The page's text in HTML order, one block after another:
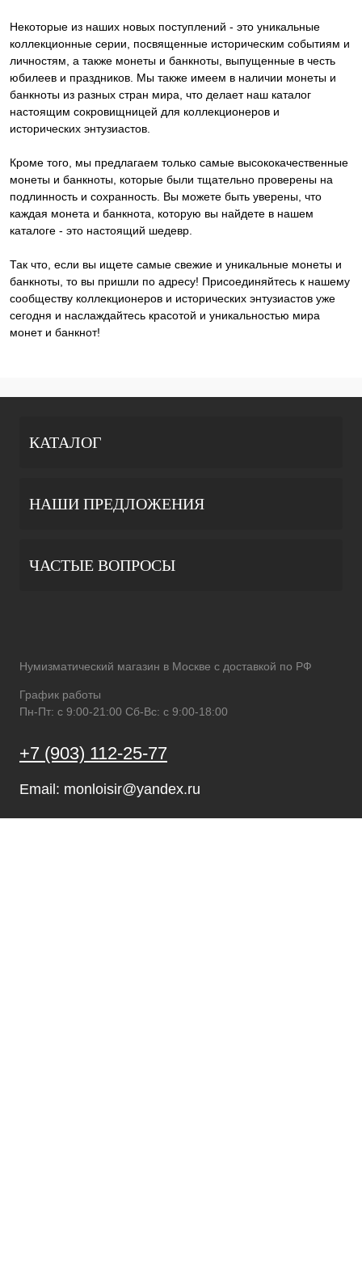
Некоторые из наших новых поступлений - это уникальные
коллекционные серии, посвященные историческим событиям и
личностям, а также монеты и банкноты, выпущенные в честь
юбилеев и праздников. Мы также имеем в наличии монеты и
банкноты из разных стран мира, что делает наш каталог
настоящим сокровищницей для коллекционеров и
исторических энтузиастов.
Кроме того, мы предлагаем только самые высококачественные
монеты и банкноты, которые были тщательно проверены на
подлинность и сохранность. Вы можете быть уверены, что
каждая монета и банкнота, которую вы найдете в нашем
каталоге - это настоящий шедевр.
Так что, если вы ищете самые свежие и уникальные монеты и
банкноты, то вы пришли по адресу! Присоединяйтесь к нашему
сообществу коллекционеров и исторических энтузиастов уже
сегодня и наслаждайтесь красотой и уникальностью мира
монет и банкнот!
КАТАЛОГ
НАШИ ПРЕДЛОЖЕНИЯ
ЧАСТЫЕ ВОПРОСЫ
Нумизматический магазин в Москве с доставкой по РФ
График работы
Пн-Пт: с 9:00-21:00 Сб-Вс: с 9:00-18:00
+7 (903) 112-25-77
Email: monloisir@yandex.ru